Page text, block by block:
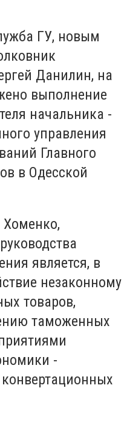
ГУ, новым
Данилин, на
выполнение
начальника -
управления
Главного
в Одесской
является, в
незаконному
товаров,
таможенных
-